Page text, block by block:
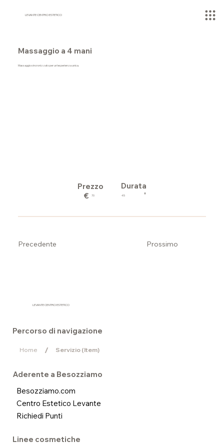
LEVANTE CENTRO ESTETICO
Massaggio a 4 mani
Massaggio sincronizzato per un’esperienza unica.
Prossimo
Precedente
Prezzo
€
70
Durata
45 '
LEVANTE CENTRO ESTETICO
Percorso di navigazione
Home / Servizio (Item)
Aderente a Besozziamo
Besozziamo.com
Centro Estetico Levante
Richiedi Punti
Linee cosmetiche